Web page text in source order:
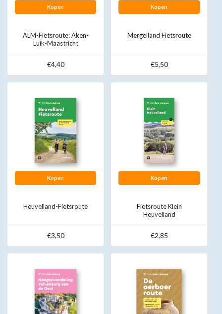
Kopen
ALM-Fietsroute: Aken-
Luik-Maastricht
€4,40
Kopen
Mergelland Fietsroute
€5,50
Kopen
Heuvelland-Fietsroute
€3,50
Kopen
Fietsroute Klein
Heuvelland
€2,85